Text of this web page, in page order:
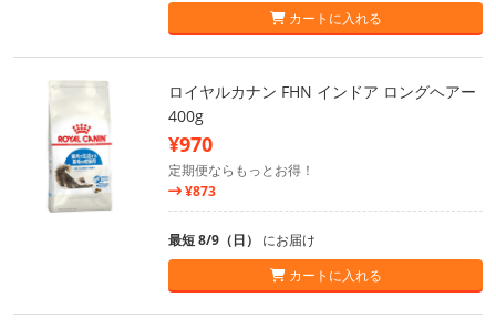
カートに入れる
ロイヤルカナン FHN インドア ロングヘアー
400g
¥970
定期便ならもっとお得！
¥873
最短 8/9（日） にお届け
カートに入れる